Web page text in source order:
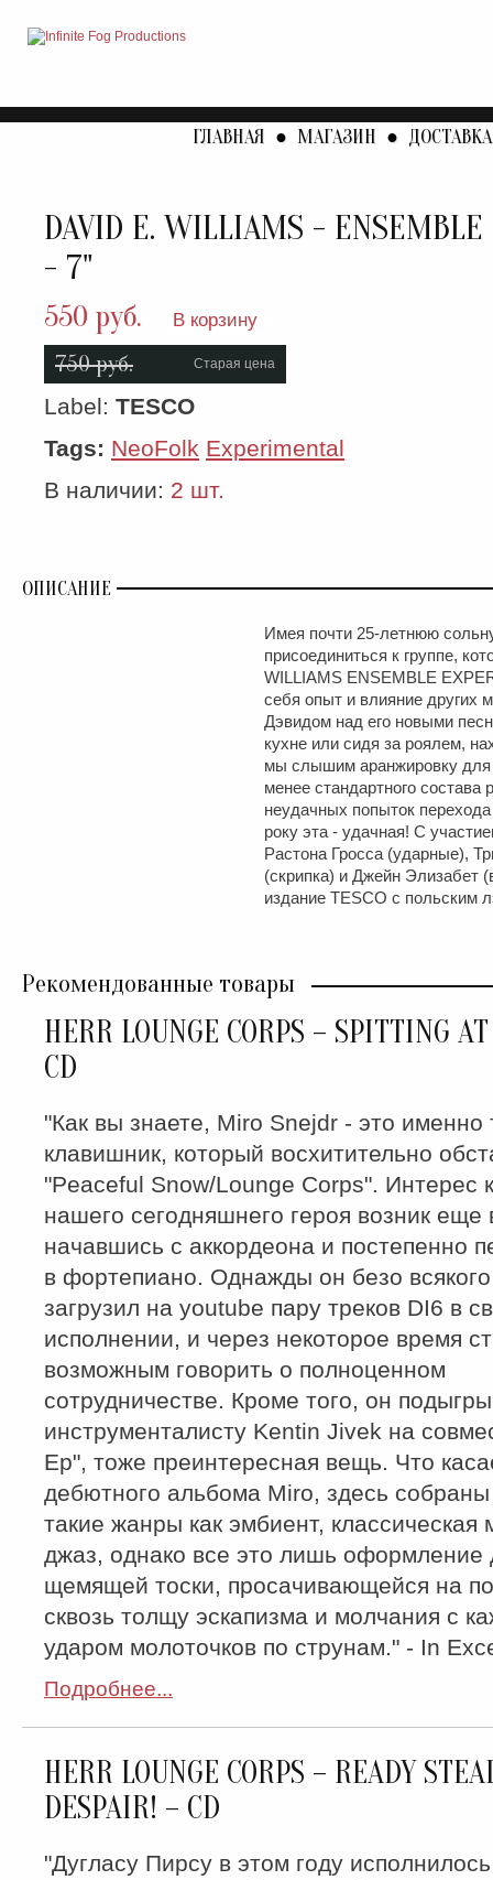
ГЛАВНАЯ ● МАГАЗИН ●
DAVID E. WILLIAMS - ENSEMBLE
- 7"
550 руб. В корзину
750 руб. Старая цена
Label: TESCO
Tags: NeoFolk Experimental
В наличии: 2 шт.
ОПИСАНИЕ
Имея почти 25-летнюю
присоединиться к группе,
WILLIAMS ENSEMBLE
себя опыт и влияние других
Дэвидом над его новыми
кухне или сидя за роялем,
мы слышим аранжировку для
менее стандартного состава
неудачных попыток
року эта - удачная! С
Растона Гросса (ударные),
(скрипка) и Джейн Элизабет
издание TESCO с польским
Рекомендованные товары
HERR LOUNGE CORPS – SPITTING
CD
"Как вы знаете, Miro Snejdr - это именно
клавишник, который восхитительно
"Peaceful Snow/Lounge Corps". Интерес
нашего сегодняшнего героя возник еще
начавшись с аккордеона и постепенно
в фортепиано. Однажды он безо
загрузил на youtube пару треков DI6 в
исполнении, и через некоторое время
возможным говорить о полноценном
сотрудничестве. Кроме того, он
инструменталисту Kentin Jivek на
Ep", тоже преинтересная вещь. Что
дебютного альбома Miro, здесь
такие жанры как эмбиент, классическая
джаз, однако все это лишь оформление
щемящей тоски, просачивающейся на
сквозь толщу эскапизма и молчания с
ударом молоточков по струнам." - In
Подробнее...
HERR LOUNGE CORPS – READY
DESPAIR! – CD
"Дугласу Пирсу в этом году